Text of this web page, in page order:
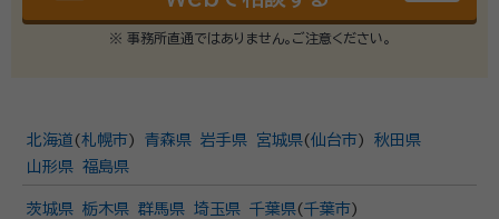
※ 事務所直通ではありません。ご注意ください。
北海道 (札幌市) 青森県 岩手県 宮城県(仙台市)
秋田県
山形県 福島県
茨城県 栃木県 群馬県 埼玉県 千葉県(千葉市)